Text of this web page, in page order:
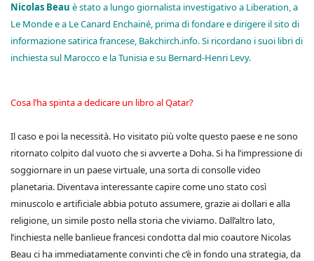
Nicolas Beau è stato a lungo giornalista investigativo a Liberation, a
Le Monde e a Le Canard Enchainé, prima di fondare e dirigere il sito di
informazione satirica francese, Bakchirch.info. Si ricordano i suoi libri di
inchiesta sul Marocco e la Tunisia e su Bernard-Henri Levy.
Cosa l’ha spinta a dedicare un libro al Qatar?
Il caso e poi la necessità. Ho visitato più volte questo paese e ne sono
ritornato colpito dal vuoto che si avverte a Doha. Si ha l’impressione di
soggiornare in un paese virtuale, una sorta di consolle video
planetaria. Diventava interessante capire come uno stato così
minuscolo e artificiale abbia potuto assumere, grazie ai dollari e alla
religione, un simile posto nella storia che viviamo. Dall’altro lato,
l’inchiesta nelle banlieue francesi condotta dal mio coautore Nicolas
Beau ci ha immediatamente convinti che c’è in fondo una strategia, da